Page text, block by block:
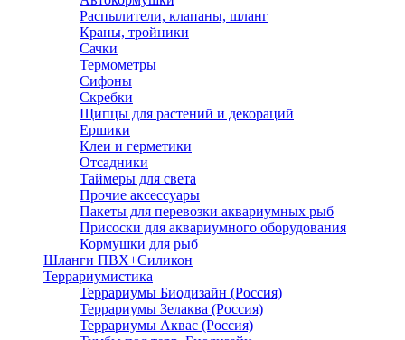
Распылители, клапаны, шланг
Краны, тройники
Сачки
Термометры
Сифоны
Скребки
Щипцы для растений и декораций
Ершики
Клеи и герметики
Отсадники
Таймеры для света
Прочие аксессуары
Пакеты для перевозки аквариумных рыб
Присоски для аквариумного оборудования
Кормушки для рыб
Шланги ПВХ+Силикон
Террариумистика
Террариумы Биодизайн (Россия)
Террариумы Зелаква (Россия)
Террариумы Аквас (Россия)